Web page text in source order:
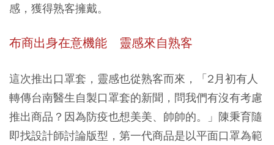
感，獲得熟客擁戴。
布商出身在意機能 靈感來自熟客
這次推出口罩套，靈感也從熟客而來，「2月初有人
轉傳台南醫生自製口罩套的新聞，問我們有沒有考慮
推出商品？因為防疫也想美美、帥帥的。」陳秉育隨
即找設計師討論版型，第一代商品是以平面口罩為範